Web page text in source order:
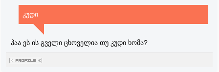
კუდი
ჰაა ეს ის გველი ცხოველია თუ კუდი ხომა?